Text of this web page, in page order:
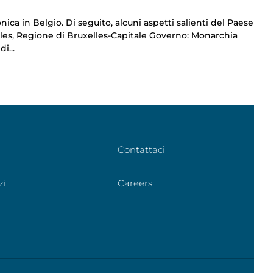
in Belgio. Di seguito, alcuni aspetti salienti del Paese
Regione di Bruxelles-Capitale Governo: Monarchia
Contattaci
Careers